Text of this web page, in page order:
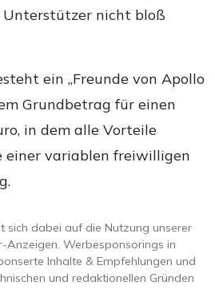
nicht bloß
ein „Freunde von Apollo
Grundbetrag für einen
in dem alle Vorteile
einer variablen freiwilligen
sich dabei auf die Nutzung unserer
Werbesponsorings in
Inhalte & Empfehlungen und
und redaktionellen Gründen